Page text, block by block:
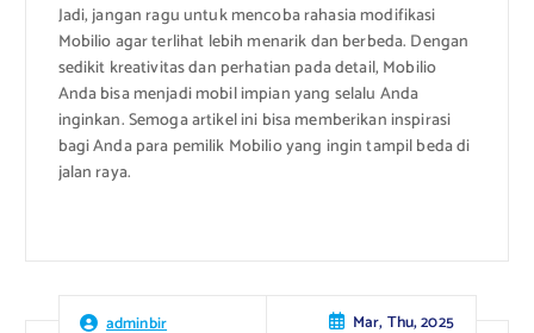
Jadi, jangan ragu untuk mencoba rahasia modifikasi
Mobilio agar terlihat lebih menarik dan berbeda. Dengan
sedikit kreativitas dan perhatian pada detail, Mobilio
Anda bisa menjadi mobil impian yang selalu Anda
inginkan. Semoga artikel ini bisa memberikan inspirasi
bagi Anda para pemilik Mobilio yang ingin tampil beda di
jalan raya.
adminbir Mar, Thu, 2025